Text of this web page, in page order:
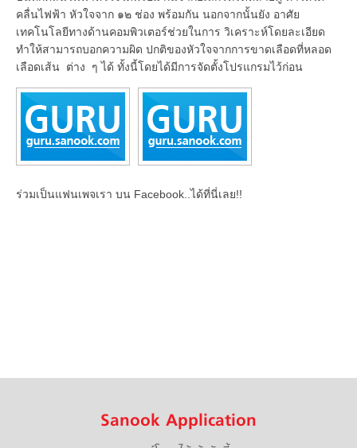
คลื่นไฟฟ้า หัวใจจาก ๑๒ ช่อง พร้อมกัน นอกจากนั้นยัง อาศัย
เทคโนโลยีทางด้านคอมพิวเตอร์ช่วยในการ วิเคราะห์โดยละเอียด
ทำให้สามารถบอกความผิด ปกติของหัวใจจากการขาดเลือดที่หลอด
เลือดเส้น ต่าง ๆ ได้ ทั้งนี้โดยได้มีการจัดตั้งโปรแกรมไว้ก่อน
ร่วมเป็นแฟนเพจเรา บน Facebook..ได้ที่นี่เลย!!
Sanook Application